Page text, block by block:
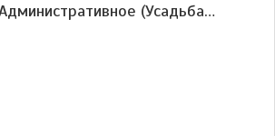
(Усадьба…